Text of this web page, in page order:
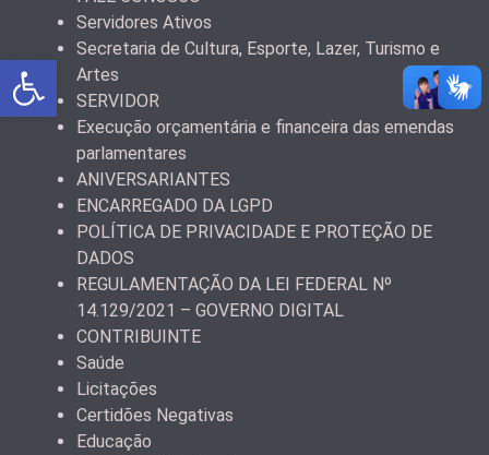
Servidores Ativos
Secretaria de Cultura, Esporte, Lazer, Turismo e
Artes
SERVIDOR
Execução orçamentária e financeira das emendas
parlamentares
ANIVERSARIANTES
ENCARREGADO DA LGPD
POLÍTICA DE PRIVACIDADE E PROTEÇÃO DE
DADOS
REGULAMENTAÇÃO DA LEI FEDERAL Nº
14.129/2021 – GOVERNO DIGITAL
CONTRIBUINTE
Saúde
Licitações
Certidões Negativas
Educação
Abrir a barra de ferramentas